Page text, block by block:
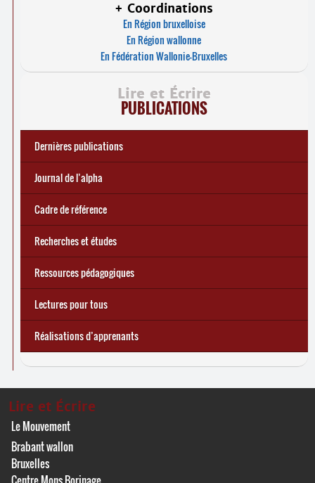
+ Coordinations
En Région bruxelloise
En Région wallonne
En Fédération Wallonie-Bruxelles
Lire et Écrire
PUBLICATIONS
Dernières publications
Réforme des allocations de chômage : premiers bilans
d’une exclusion annoncée
🎬 L’alpha populaire : c’est quoi ?
Statistiques 2025 sur les apprenant
Journal de l’alpha 241 (2
écrire demain
... Tous les articles
Journal de l’alpha
Cadre de référence
Recherches et études
Ressources pédagogiques
Lectures pour tous
Réalisations d’apprenants
Lire et Écrire
Le Mouvement
Brabant wallon
Bruxelles
Centre Mons Borinage